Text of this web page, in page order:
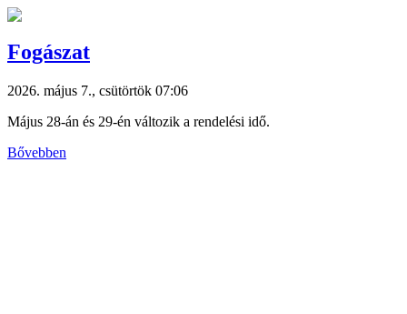
Fogászat
2026. május 7., csütörtök 07:06
Május 28-án és 29-én változik a rendelési idő.
Bővebben